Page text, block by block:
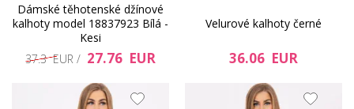
Dámské těhotenské džínové
kalhoty model 18837923 Bílá -
Kesi
37.3 EUR / 27.76 EUR
Velurové kalhoty černé
36.06 EUR